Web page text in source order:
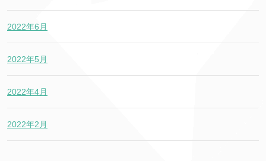
2022年6月
2022年5月
2022年4月
2022年2月